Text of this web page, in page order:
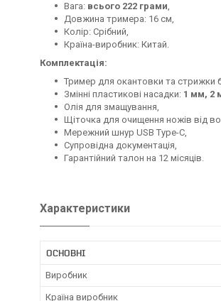
Вага: всього 222 грами,
Довжина тримера: 16 см,
Колір: Срібний,
Країна-виробник: Китай.
Комплектація:
Тример для окантовки та стрижки
Змінні пластикові насадки: 1 мм, 2
Олія для змащування,
Щіточка для очищення ножів від
Мережний шнур USB Type-C,
Супровідна документація,
Гарантійний талон на 12 місяців.
Характеристики
ОСНОВНІ
Виробник
Країна виробник